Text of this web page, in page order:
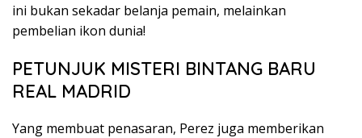
ini bukan sekadar belanja pemain, melainkan
pembelian ikon dunia!
PETUNJUK MISTERI BINTANG BARU
REAL MADRID
Yang membuat penasaran, Perez juga memberikan